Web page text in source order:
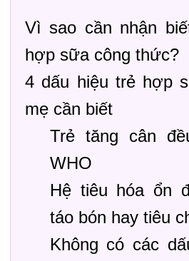
Vì sao cần nhận
hợp sữa công thức?
4 dấu hiệu trẻ hợp
mẹ cần biết
Trẻ tăng cân
WHO
Hệ tiêu hóa ổn
táo bón hay tiêu
Không có các